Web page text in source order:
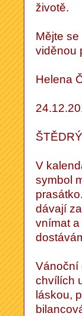
životě.
Mějte
viděnou
Helena
V
symbol
dávají
vnímat
Vánoční
chvílích
láskou,